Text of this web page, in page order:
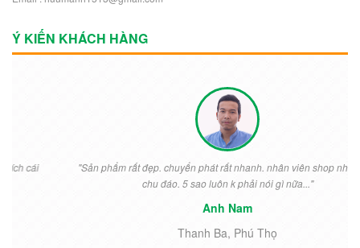
Ý KIẾN KHÁCH HÀNG
"Sản phẩm rất đẹp. chuyển phát rất nhanh. nhân viên shop nhiệt tình
chu đáo. 5 sao luôn k phải nói gì nữa..."
Anh Nam
Thanh Ba, Phú Thọ